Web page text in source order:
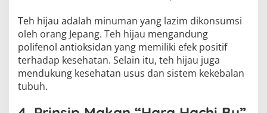
Teh hijau adalah minuman yang lazim dikonsumsi
oleh orang Jepang. Teh hijau mengandung
polifenol antioksidan yang memiliki efek positif
terhadap kesehatan. Selain itu, teh hijau juga
mendukung kesehatan usus dan sistem kekebalan
tubuh.